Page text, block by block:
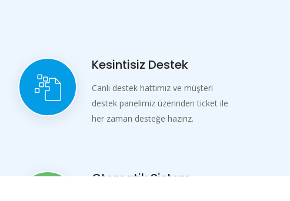
Kesintisiz Destek
Canlı destek hattımız ve müşteri
destek panelimiz üzerinden ticket ile
her zaman desteğe hazırız.
Otomatik Sistem